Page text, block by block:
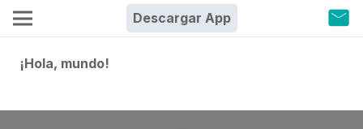
Descargar App
¡Hola, mundo!